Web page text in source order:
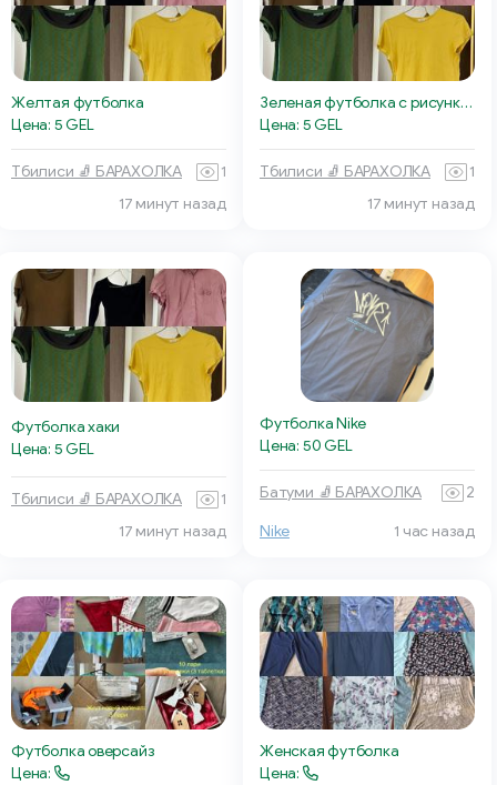
Желтая футболка
Цена: 5 GEL
Тбилиси 🧦 БАРАХОЛКА
1
17 минут назад
Зеленая футболка с рисунком
Цена: 5 GEL
Тбилиси 🧦 БАРАХОЛКА
1
17 минут назад
Футболка хаки
Цена: 5 GEL
Тбилиси 🧦 БАРАХОЛКА
1
17 минут назад
Футболка Nike
Цена: 50 GEL
Батуми 🧦 БАРАХОЛКА 2
Nike 1 час назад
Футболка оверсайз
Цена:
Женская футболка
Цена: